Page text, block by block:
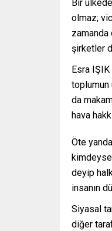
Bir
olmaz;
zamanda
şirketler
Esra
toplumun
da
hava
Öte
kimdeyse
deyip
insanın
Siyasal
diğer